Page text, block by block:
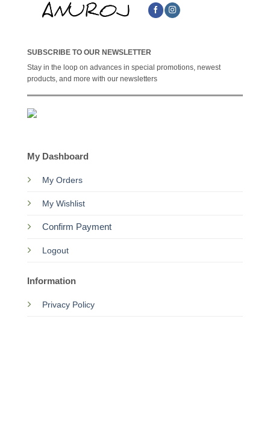
SUBSCRIBE TO OUR NEWSLETTER
Stay in the loop on advances in special promotions, newest
products, and more with our newsletters
My Dashboard
My Orders
My Wishlist
Confirm Payment
Logout
Information
Privacy Policy